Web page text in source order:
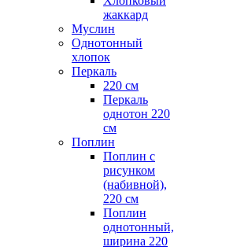
жаккард
Муслин
Однотонный
хлопок
Перкаль
220 см
Перкаль
однотон 220
см
Поплин
Поплин с
рисунком
(набивной),
220 см
Поплин
однотонный,
ширина 220